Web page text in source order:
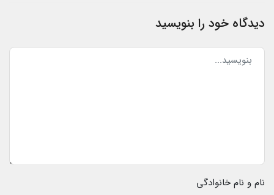
دیدگاه خود را بنویسید
نام و نام خانوادگی